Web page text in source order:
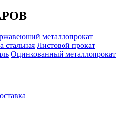
металлопрокат
стальная Листовой прокат
Оцинкованный металлопрокат